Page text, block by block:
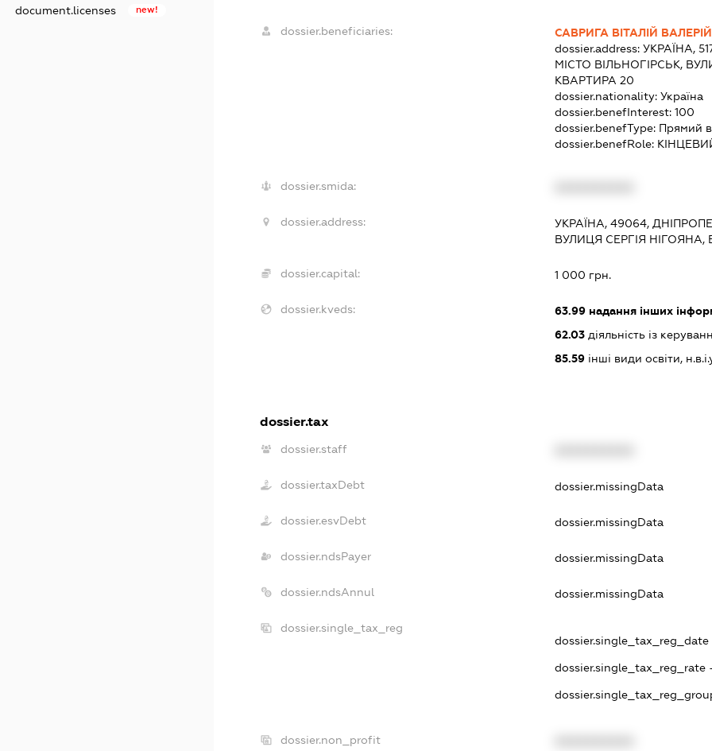
document.licenses new!
dossier.beneficiaries:
САВРИГА ВІТАЛІЙ
dossier.address:УКРАЇНА,
МІСТО ВІЛЬНОГІРСЬК,
КВАРТИРА 20
dossier.nationality:Україна
dossier.benefInterest:100
dossier.benefType: Прямий
dossier.benefRole:
dossier.smida:
dossier.address:
УКРАЇНА, 49064,
ВУЛИЦЯ СЕРГІЯ НІГОЯНА,
dossier.capital: 1 000 грн.
dossier.kveds: 63.99 надання інших
62.03 діяльність із
85.59 інші види освіти,
dossier.tax
dossier.staff
dossier.taxDebt dossier.missingData
dossier.esvDebt dossier.missingData
dossier.ndsPayer dossier.missingData
dossier.ndsAnnul dossier.missingData
dossier.single_tax_reg
dossier.single_tax_reg_date
dossier.single_tax_reg_rate
dossier.non_profit